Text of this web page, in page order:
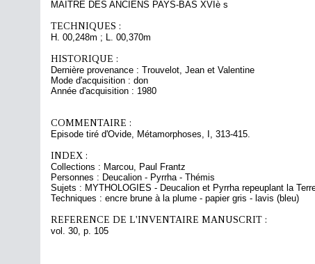
MAITRE DES ANCIENS PAYS-BAS XVIè s
TECHNIQUES :
H. 00,248m ; L. 00,370m
HISTORIQUE :
Dernière provenance : Trouvelot, Jean et Valentine
Mode d'acquisition : don
Année d'acquisition : 1980
COMMENTAIRE :
Episode tiré d'Ovide, Métamorphoses, I, 313-415.
INDEX :
Collections : Marcou, Paul Frantz
Personnes : Deucalion - Pyrrha - Thémis
Sujets : MYTHOLOGIES - Deucalion et Pyrrha repeuplant la
Techniques : encre brune à la plume - papier gris - lavis (bleu)
REFERENCE DE L'INVENTAIRE MANUSCRIT :
vol. 30, p. 105